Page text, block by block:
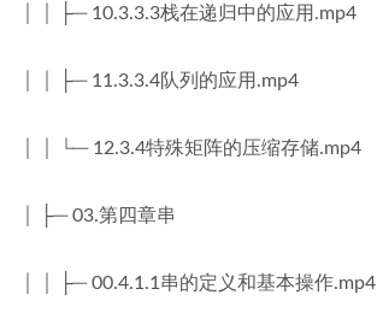
│ │ ├─ 10.3.3.3栈在递归中的应用.mp4
│ │ ├─ 11.3.3.4队列的应用.mp4
│ │ └─ 12.3.4特殊矩阵的压缩存储.mp4
│ ├─ 03.第四章串
│ │ ├─ 00.4.1.1串的定义和基本操作.mp4